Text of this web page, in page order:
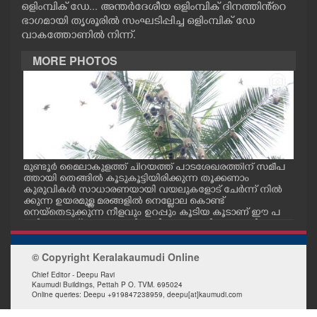
CASE DIARY
LIFESTYLE
SPIRITUAL
INFO+
ART
ഒളിംമ്പിക് ഡേ... അന്തർദേശീയ ഒളിംമ്പിക് ദിനത്തിൻ്റെ
ഭാഗമായി തൃശൂരിൽ സംഘടിപ്പിച്ച ഒളിംമ്പിക് ഡേ
വാകത്തോണിൽ നിന്ന്.
MORE PHOTOS
മുണ്ടൂർ മൈലാകുളത്ത് ചിറയത്ത് പാടശേഖരത്തിന് സമീപ
ത്തായി തെങ്ങിൽ കൂടുകൂട്ടിയിരിക്കുന്ന തൂക്കണാം
കുരുവികൾ സാധാരണയായി വയലുകളോട് ചേർന്ന് നിൽ
ക്കുന്ന ഉയരമുള്ള മരങ്ങളിൽ നെല്ലോല കൊണ്ട്
നെയ്തെടുക്കുന്ന നീളവും ഉറപ്പും കൂടിയ കൂടാണ് ഈ പ
വ അറിയപ്പെടുന്നു
© Copyright Keralakaumudi Online
Chief Editor - Deepu Ravi
Kaumudi Buildings, Pettah P O. TVM. 695024
Online queries: Deepu +919847238959, deepu[at]kaumudi.com